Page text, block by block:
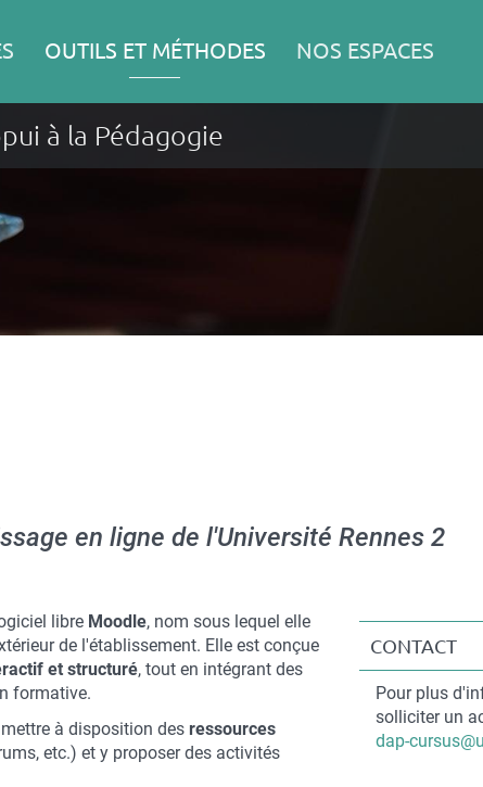
OUTILS ET MÉTHODES NOS ESPACES
à la Pédagogie
en ligne de l'Université Rennes 2
libre Moodle, nom sous lequel elle
de l'établissement. Elle est conçue
et structuré, tout en intégrant des
formative.
à disposition des ressources
etc.) et y proposer des activités
CONTACT
Contact
Pour plus
solliciter un
Courriel
dap-